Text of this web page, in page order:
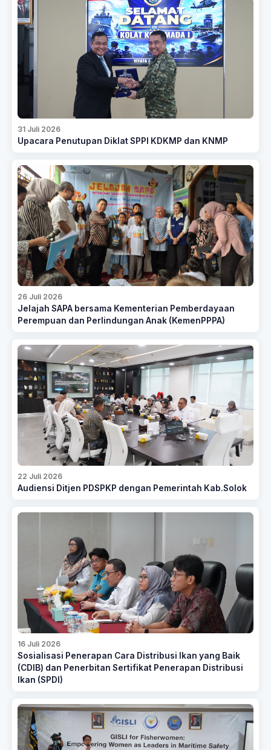
31 Juli 2026
Upacara Penutupan Diklat SPPI KDKMP dan KNMP
26 Juli 2026
Jelajah SAPA bersama Kementerian Pemberdayaan
Perempuan dan Perlindungan Anak (KemenPPPA)
22 Juli 2026
Audiensi Ditjen PDSPKP dengan Pemerintah Kab.Solok
16 Juli 2026
Sosialisasi Penerapan Cara Distribusi Ikan yang Baik
(CDIB) dan Penerbitan Sertifikat Penerapan Distribusi
Ikan (SPDI)